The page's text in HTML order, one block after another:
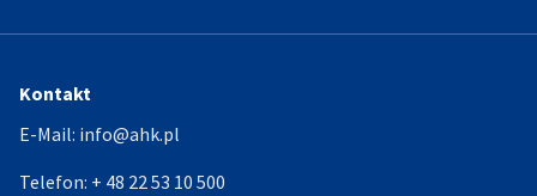
Kontakt
E-Mail: info@ahk.pl
Telefon: + 48 22 53 10 500